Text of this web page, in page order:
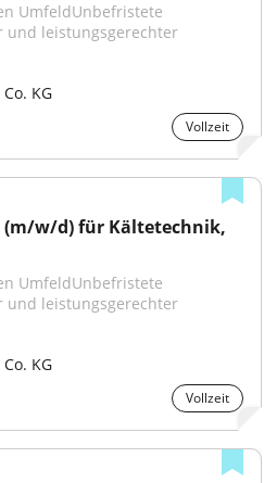
UmfeldUnbefristete
und leistungsgerechter
KG
Vollzeit
UmfeldUnbefristete
und leistungsgerechter
KG
Vollzeit